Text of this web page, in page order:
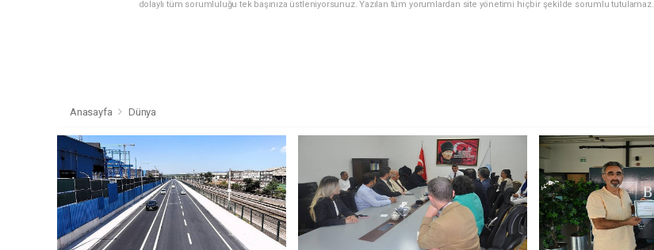
dolaylı tüm sorumluluğu tek başınıza üstleniyorsunuz. Yazılan tüm yorumlardan site yönetimi hiçbir şekilde sorumlu tutulamaz.
Anasayfa Dünya